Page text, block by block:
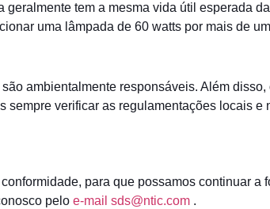
tem a mesma vida útil esperada
uma lâmpada de 60 watts por mais de
ambientalmente responsáveis. Além
verificar as regulamentações locais e
para que possamos continuar a
pelo e-mail sds@ntic.com .